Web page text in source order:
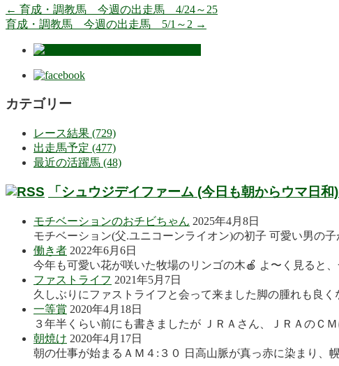
← 育成・調教馬 今週の出走馬 4/24～25
育成・調教馬 今週の出走馬 5/1～2 →
カテゴリー
レース結果 (729)
出走馬予定 (477)
最近の活躍馬 (48)
「シュウジデイファーム (今日も朝からウマ日和)
モチベーションのおチビちゃん 2025年4月8日
モチベーション(父.ユニコーンライオン)の初子 可愛い男の
働き者 2022年6月6日
今年も可愛い花が咲いた牧場のリンゴの木🍎 よ〜く見ると
ファストライフ 2021年5月7日
久しぶりにファストライフと会って来ました脚の腫れも良
一等賞 2020年4月18日
３年半くらい前にも書きましたが ＪＲＡさん、ＪＲＡの
朝焼け 2020年4月17日
朝の仕事が始まるＡＭ４:３０ 日高山脈が真っ赤に染まり